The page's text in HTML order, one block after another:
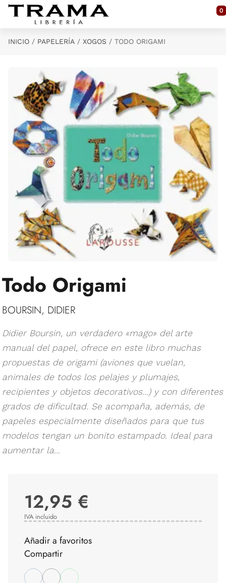
Saltar al contenido principal
0
INICIO PAPELERÍA XOGOS TODO ORIGAMI
Todo Origami
BOURSIN, DIDIER
Didier Boursin, un verdadero «mago» del arte
manual del papel, ofrece en este libro muchas
propuestas de origami (aviones que vuelan,
animales de todos los pelajes y plumajes,
recipientes y objetos decorativos...) y con diferentes
grados de dificultad. Se acompaña, además, de
papeles especialmente diseñados para que tus
modelos tengan un bonito estampado. Ideal para
aumentar la...
12,95 €
IVA incluido
Añadir a favoritos
Compartir